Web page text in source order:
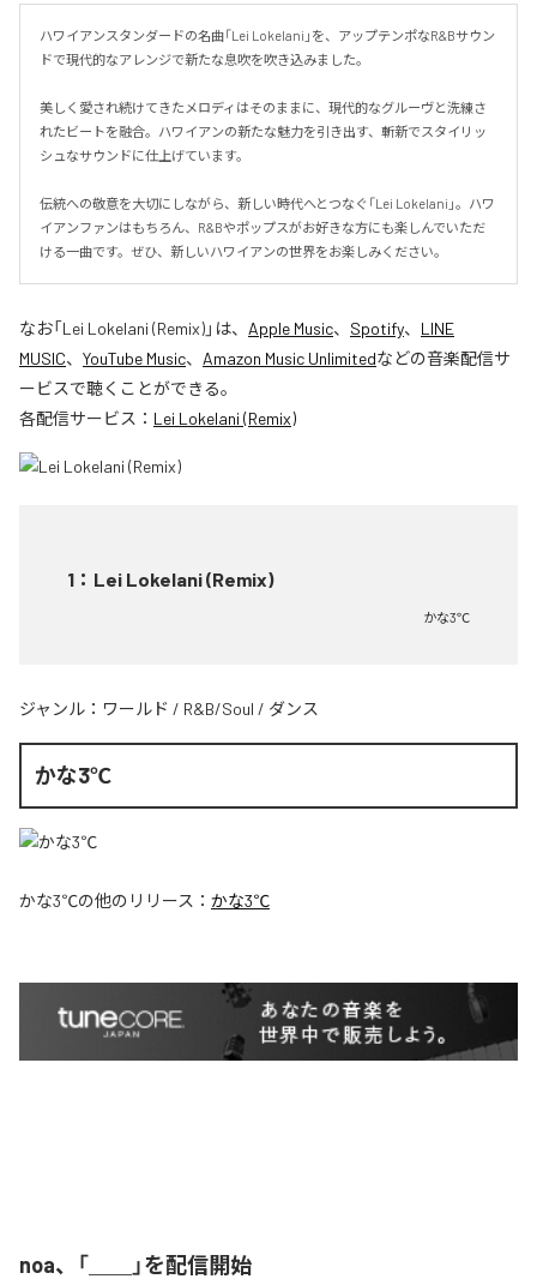
ハワイアンスタンダードの名曲「Lei Lokelani」を、アップテンポなR&Bサウン
ドで現代的なアレンジで新たな息吹を吹き込みました。
美しく愛され続けてきたメロディはそのままに、現代的なグルーヴと洗練さ
れたビートを融合。ハワイアンの新たな魅力を引き出す、斬新でスタイリッ
シュなサウンドに仕上げています。
伝統への敬意を大切にしながら、新しい時代へとつなぐ「Lei Lokelani」。ハワ
イアンファンはもちろん、R&Bやポップスがお好きな方にも楽しんでいただ
ける一曲です。ぜひ、新しいハワイアンの世界をお楽しみください。
なお「Lei Lokelani (Remix)」は、 Apple Music、 Spotify、 LINE
MUSIC、 YouTube Music、 Amazon Music Unlimitedなどの音楽配信サ
ービスで聴くことができる。
各配信サービス： Lei Lokelani (Remix)
1 ： Lei Lokelani (Remix)
かな3℃
ジャンル： ワールド / R&B/Soul / ダンス
かな3℃
かな3℃の他のリリース： かな3℃
noa、「＿＿」を配信開始